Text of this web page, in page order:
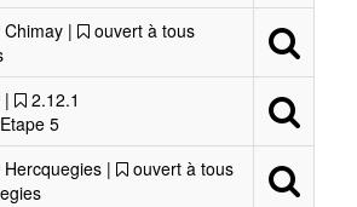
Chimay |
ouvert à tous
|
2.12.1
5
Hercquegies |
ouvert à tous